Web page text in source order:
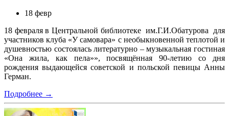
18 февр
18 февраля в Центральной библиотеке им.Г.И.Обатурова для
участников клуба «У самовара» с необыкновенной теплотой и
душевностью состоялась литературно – музыкальная гостиная
«Она жила, как пела»», посвящённая 90‑летию со дня
рождения выдающейся советской и польской певицы Анны
Герман.
Подробнее →